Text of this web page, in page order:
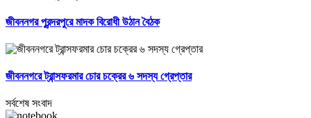
জীবননগর পুরন্দরপুরে মাদক বিরোধী উঠান বৈঠক
জীবননগরে ট্রান্সফরমার চোর চক্রের ৬ সদস্য গ্রেপ্তার
সর্বশেষ সংবাদ